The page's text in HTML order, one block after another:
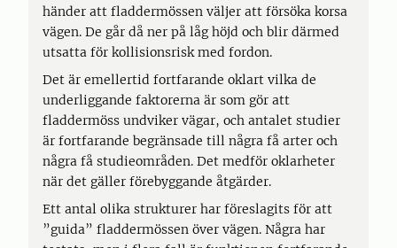
händer att fladdermössen väljer att försöka korsa
vägen. De går då ner på låg höjd och blir därmed
utsatta för kollisionsrisk med fordon.
Det är emellertid fortfarande oklart vilka de
underliggande faktorerna är som gör att
fladdermöss undviker vägar, och antalet studier
är fortfarande begränsade till några få arter och
några få studieområden. Det medför oklarheter
när det gäller förebyggande åtgärder.
Ett antal olika strukturer har föreslagits för att
”guida” fladdermössen över vägen. Några har